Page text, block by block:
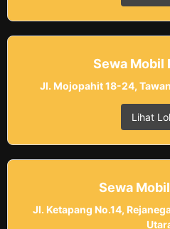
Sewa Mobil
Jl. Mojopahit 18-24,
Lihat
Sewa
Jl. Ketapang No.14,